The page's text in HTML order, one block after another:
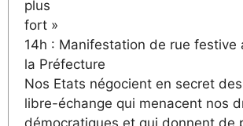
plus
fort »
14h : Manifestation de rue festive
la Préfecture
Nos Etats négocient en secret
libre-échange qui menacent nos
démocratiques et qui donnent de